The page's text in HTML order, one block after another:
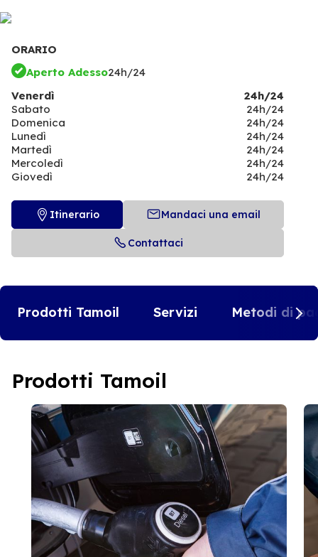
ORARIO
Aperto Adesso24h/24
Venerdì
24h/24
Sabato
24h/24
Domenica
24h/24
Lunedì
24h/24
Martedì
24h/24
Mercoledì
24h/24
Giovedì
24h/24
Itinerario Mandaci una email
Contattaci
Prodotti Tamoil Servizi Metodi di
Prodotti Tamoil